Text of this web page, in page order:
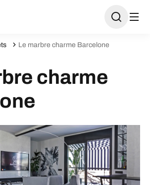
Le marbre charme Barcelone
charme